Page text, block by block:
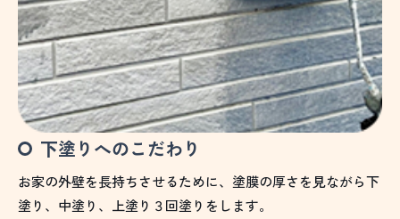
下塗りへのこだわり
お家の外壁を長持ちさせるために、塗膜の厚さを見ながら下
塗り、中塗り、上塗り３回塗りをします。